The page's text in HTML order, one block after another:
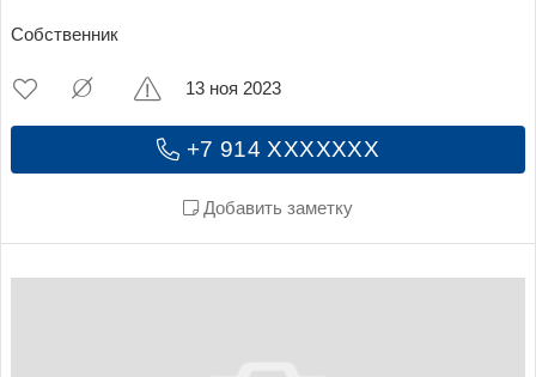
Собственник
+7 914 XXXXXXX
Добавить заметку
13 ноя 2023